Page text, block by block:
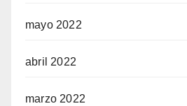
mayo 2022
abril 2022
marzo 2022